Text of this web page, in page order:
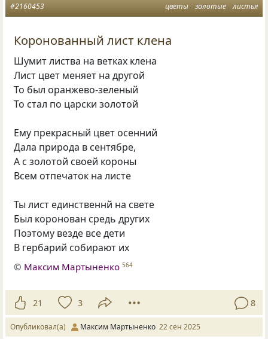
цветы золотые листья
#2160453
Коронованный лист клена
Шумит листва на ветках клена
Лист цвет меняет на другой
То был оранжево-зеленый
То стал по царски золотой
Ему прекрасный цвет осенний
Дала природа в сентябре,
А с золотой своей короны
Всем отпечаток на листе
Ты лист единственнй на свете
Был коронован средь других
Поэтому везде все дети
В гербарий собирают их
© Максим Мартыненко 564
21 3 8
Опубликовал(а) Максим Мартыненко 22 сен 2025